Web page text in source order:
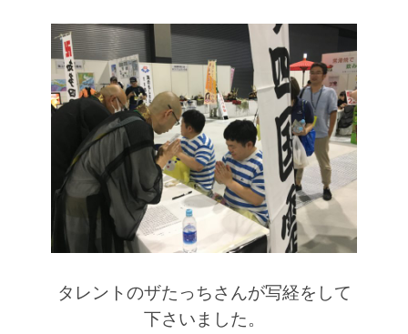
タレントのザたっちさんが写経をして
下さいました。